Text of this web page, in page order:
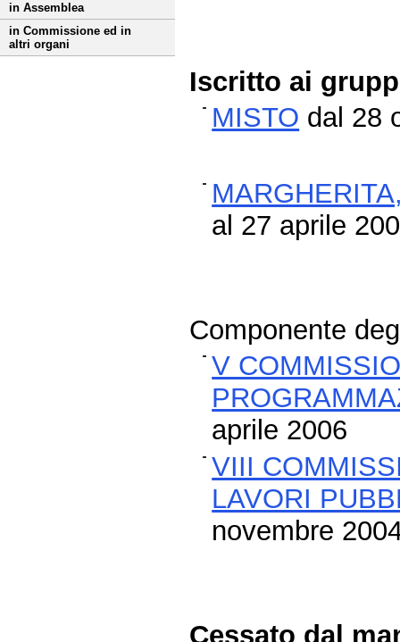
in Assemblea
in Commissione ed in
altri organi
Iscritto ai
MISTO dal 28
al 27 aprile
Componente
V
aprile 2006
VIII
LAVORI
novembre
Cessato dal